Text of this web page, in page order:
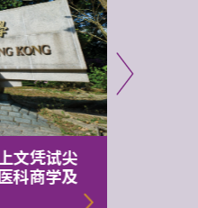
文凭试尖
科商学及